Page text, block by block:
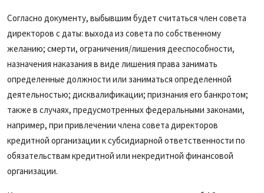
Согласно документу, выбывшим будет считаться член совета
директоров с даты: выхода из совета по собственному
желанию; смерти, ограничения/лишения дееспособности,
назначения наказания в виде лишения права занимать
определенные должности или заниматься определенной
деятельностью; дисквалификации; признания его банкротом;
также в случаях, предусмотренных федеральными законами,
например, при привлечении члена совета директоров
кредитной организации к субсидиарной ответственности по
обязательствам кредитной или некредитной финансовой
организации.